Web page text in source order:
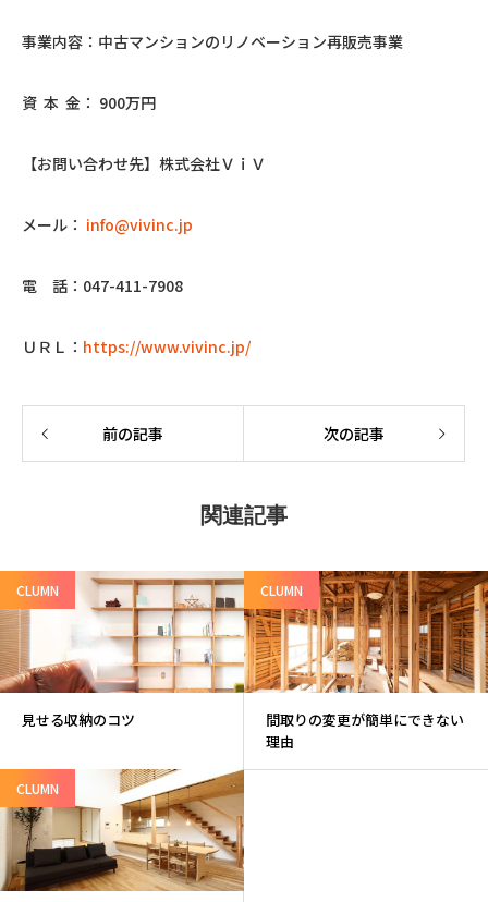
事業内容：中古マンションのリノベーション再販売事業
資 本 金： 900万円
【お問い合わせ先】株式会社ＶｉＶ
メール： info@vivinc.jp
電 話：047-411-7908
ＵＲＬ： https://www.vivinc.jp/
前の記事 次の記事
関連記事
CLUMN
見せる収納のコツ
CLUMN
間取りの変更が簡単にできない
理由
CLUMN